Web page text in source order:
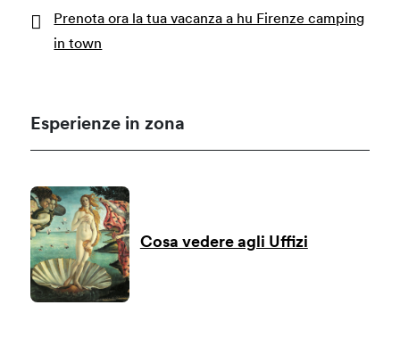
Prenota ora la tua vacanza a hu Firenze camping
in town
Esperienze in zona
Cosa vedere agli Uffizi